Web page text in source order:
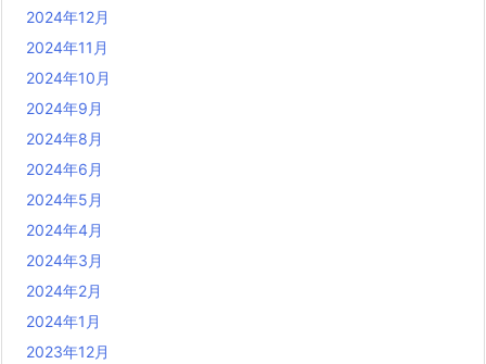
2024年12月
2024年11月
2024年10月
2024年9月
2024年8月
2024年6月
2024年5月
2024年4月
2024年3月
2024年2月
2024年1月
2023年12月